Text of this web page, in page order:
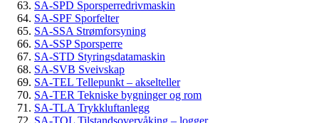
SA-SPD Sporsperredrivmaskin
SA-SPF Sporfelter
SA-SSA Strømforsyning
SA-SSP Sporsperre
SA-STD Styringsdatamaskin
SA-SVB Sveivskap
SA-TEL Tellepunkt – akselteller
SA-TER Tekniske bygninger og rom
SA-TLA Trykkluftanlegg
SA-TOL Tilstandsovervåking – logger